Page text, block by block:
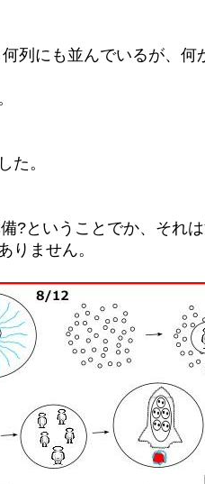
列にも並んでいるが、
た。
?ということでか、それ
りません。